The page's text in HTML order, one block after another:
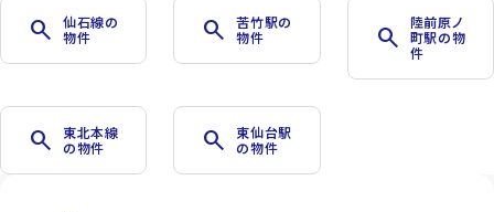
search
仙石線の
物件
search
苦竹駅の
物件
search
陸前原ノ
町駅の物
件
search
東北本線
の物件
search
東仙台駅
の物件